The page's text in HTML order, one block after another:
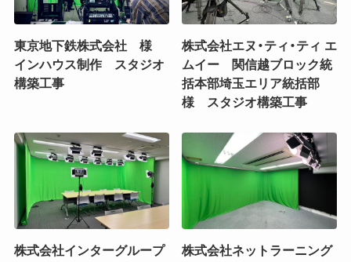
東京地下鉄株式会社 様
インハウス制作 スタジオ
構築工事
株式会社エヌ・ティ・ティ エ
ムイー 関信越ブロック統
括本部埼玉エリア統括部
様 スタジオ構築工事
株式会社インターグループ
株式会社ネットラーニング